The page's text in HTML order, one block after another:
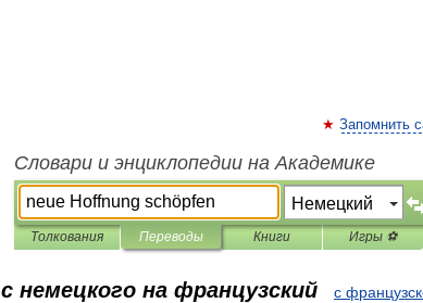
Запомнить
Словари и энциклопедии на Академике
Толкования Переводы Книги Игры ⚽
с немецкого на французский с